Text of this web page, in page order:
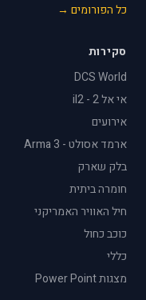
כל הפורומים →
סקירות
DCS World
אי אל 2 - il2
אירועים
ארמד אסולט - Arma 3
בלק שארק
חומרה ביתית
חיל האוויר האמריקני
כוכב כחול
כללי
מצגות Power Point